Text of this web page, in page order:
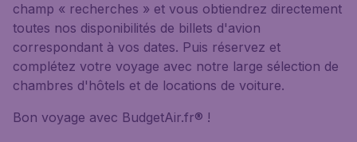
champ « recherches » et vous obtiendrez directement
toutes nos disponibilités de billets d'avion
correspondant à vos dates. Puis réservez et
complétez votre voyage avec notre large sélection de
chambres d'hôtels et de locations de voiture.
Bon voyage avec BudgetAir.fr® !